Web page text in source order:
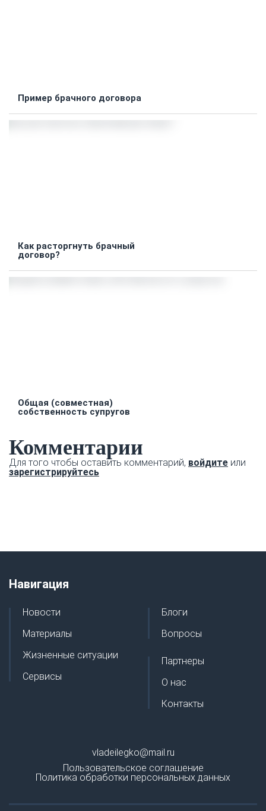
Пример брачного договора
Как расторгнуть брачный
договор?
Общая (совместная)
собственность супругов
Комментарии
Для того чтобы оставить комментарий, войдите или
зарегистрируйтесь
Навигация
Новости
Материалы
Жизненные ситуации
Сервисы
Блоги
Вопросы
Партнеры
О нас
Контакты
vladeilegko@mail.ru
Пользовательское соглашение
Политика обработки персональных данных